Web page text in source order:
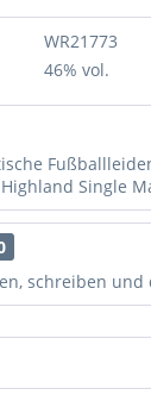
WR21773
46% vol.
Single
schreiben und